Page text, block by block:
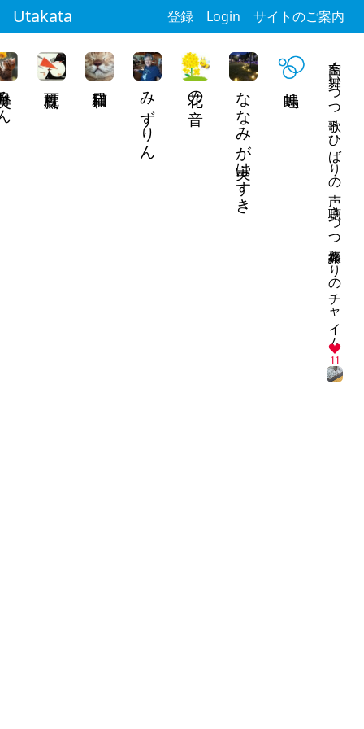
Utakata 登録 Login サイトのご案内
空高く舞いつつ歌うひばりの声 聴きつつ三振終わりのチャイム
11
ななみが実はすき
花の音
みずりん
ん